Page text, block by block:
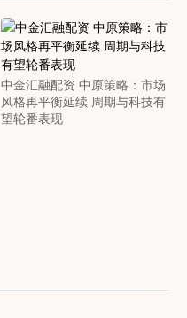
中金汇融配资 中原策略：市场
风格再平衡延续 周期与科技有
望轮番表现